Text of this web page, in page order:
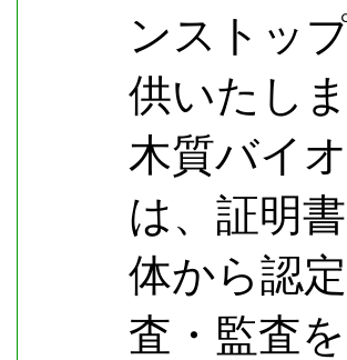
ンストッ
供いたしま
木質バイ
は、証明
体から認
査・監査